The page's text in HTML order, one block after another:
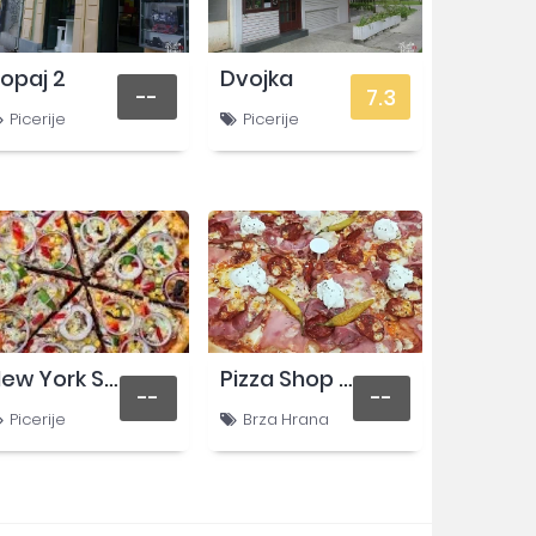
2
Picerije
--
Dvojka
Picerije
7.3
New York Slice
Picerije
--
Pizza Shop Pančevo
Brza Hrana
--